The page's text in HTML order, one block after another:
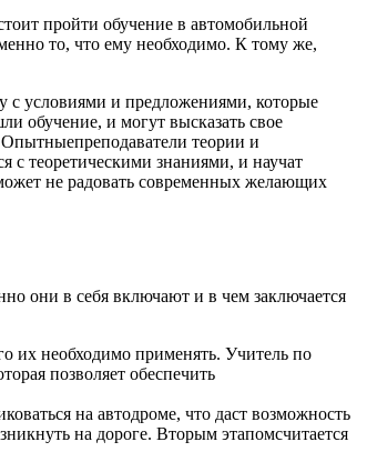
пройти обучение в автомобильной
то, что ему необходимо. К тому же,
с условиями и предложениями, которые
обучение, и могут высказать свое
теории и
с теоретическими знаниями, и научат
не радовать современных желающих
они в себя включают и в чем заключается
их необходимо применять. Учитель по
позволяет обеспечить
на автодроме, что даст возможность
на дороге. Вторым этапомсчитается